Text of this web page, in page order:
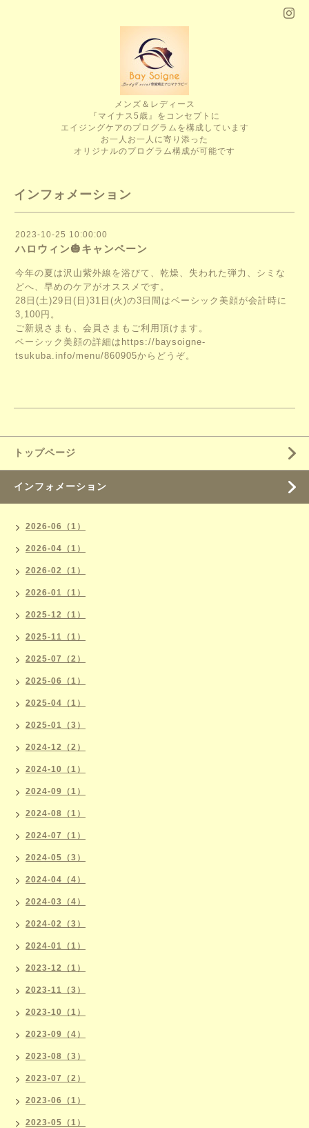
メンズ＆レディース
『マイナス5歳』をコンセプトに
エイジングケアのプログラムを構成しています
お一人お一人に寄り添った
オリジナルのプログラム構成が可能です
インフォメーション
2023-10-25 10:00:00
ハロウィン🎃キャンペーン
今年の夏は沢山紫外線を浴びて、乾燥、失われた弾力、シミな
どへ、早めのケアがオススメです。
28日(土)29日(日)31日(火)の3日間はベーシック美顔が会計時に
3,100円。
ご新規さまも、会員さまもご利用頂けます。
ベーシック美顔の詳細は https://baysoigne-
tsukuba.info/menu/860905からどうぞ。
トップページ
インフォメーション
2026-06（1）
2026-04（1）
2026-02（1）
2026-01（1）
2025-12（1）
2025-11（1）
2025-07（2）
2025-06（1）
2025-04（1）
2025-01（3）
2024-12（2）
2024-10（1）
2024-09（1）
2024-08（1）
2024-07（1）
2024-05（3）
2024-04（4）
2024-03（4）
2024-02（3）
2024-01（1）
2023-12（1）
2023-11（3）
2023-10（1）
2023-09（4）
2023-08（3）
2023-07（2）
2023-06（1）
2023-05（1）